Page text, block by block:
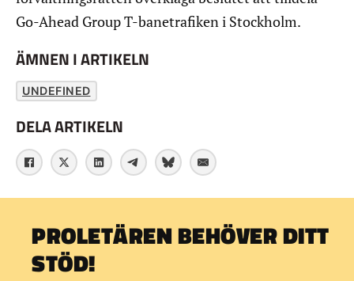
Go-Ahead Group T-banetrafiken i Stockholm.
ÄMNEN I ARTIKELN
UNDEFINED
DELA ARTIKELN
PROLETÄREN BEHÖVER DITT
STÖD!